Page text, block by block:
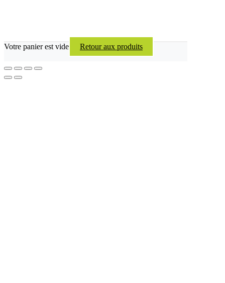
Votre panier est vide Retour aux produits